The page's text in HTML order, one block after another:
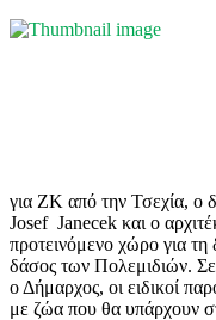
για ΖΚ από την Τσεχία, ο
Josef Janecek και ο
προτεινόμενο χώρο για
δάσος των Πολεμιδιών.
ο Δήμαρχος, οι ειδικοί
με ζώα που θα υπάρχουν